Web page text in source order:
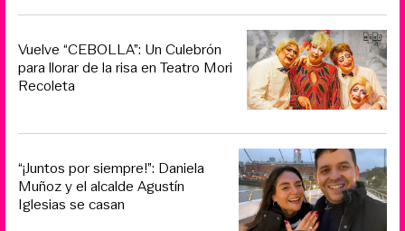
Vuelve “CEBOLLA”: Un Culebrón
para llorar de la risa en Teatro Mori
Recoleta
“¡Juntos por siempre!”: Daniela
Muñoz y el alcalde Agustín
Iglesias se casan